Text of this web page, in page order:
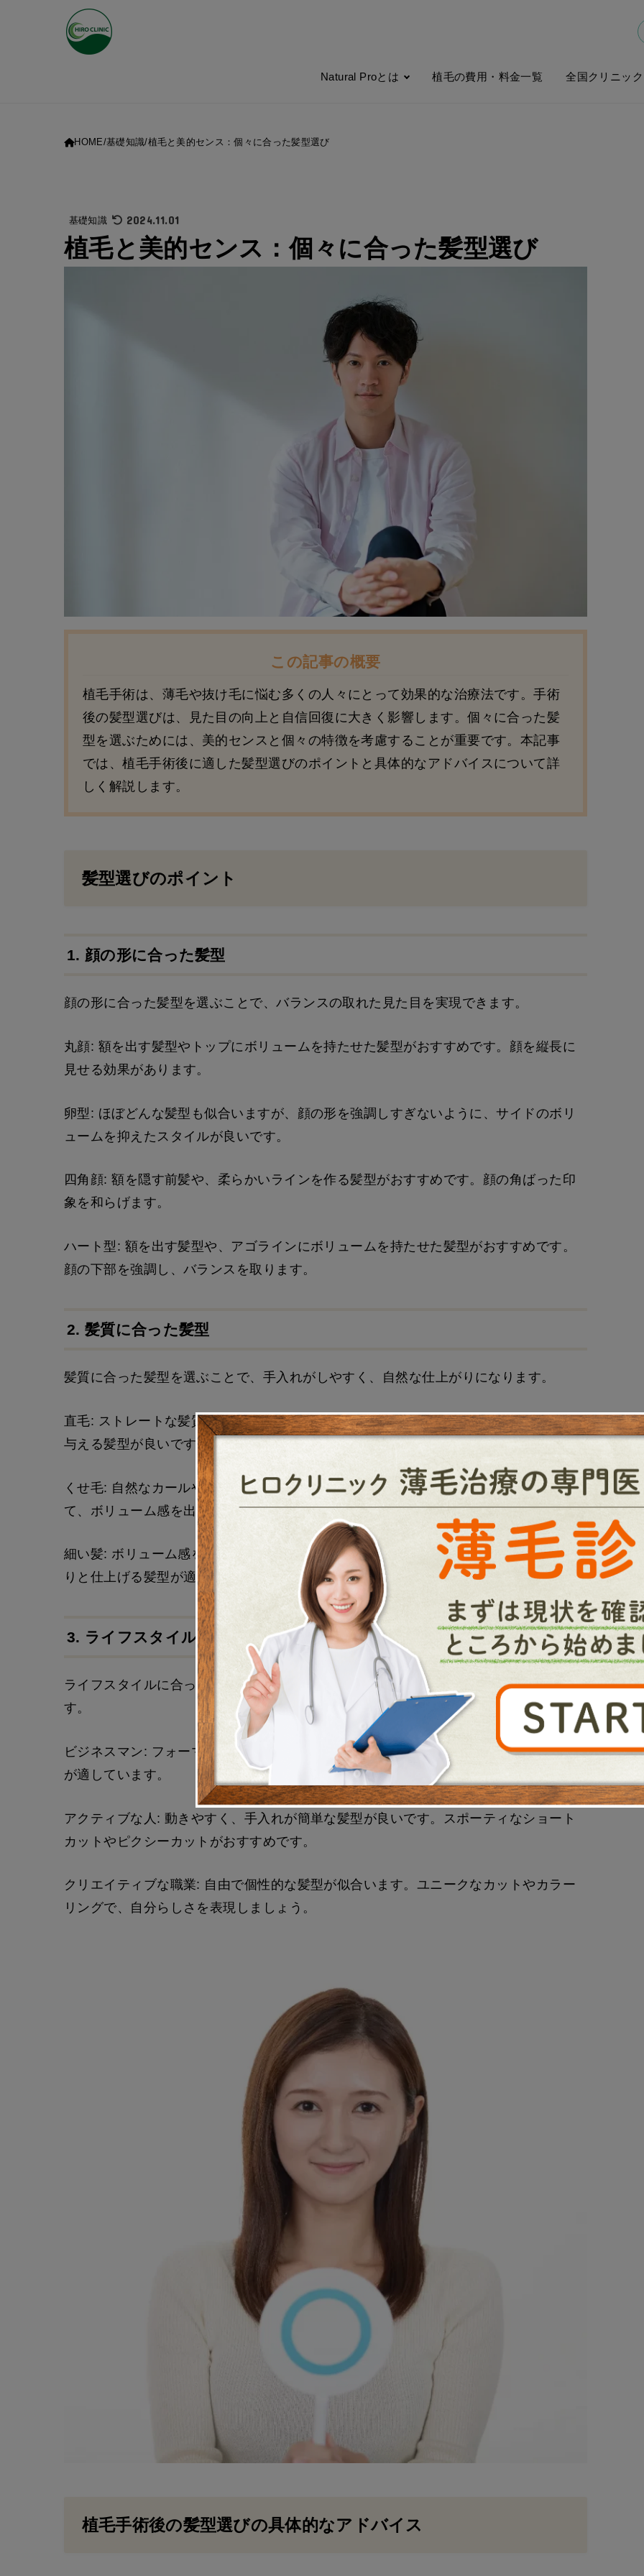
Natural Proとは 植毛の費用・料金一覧 全国クリニック
HOME 基礎知識 植毛と美的センス：個々に合った髪型選び
基礎知識 2024.11.01
植毛と美的センス：個々に合った髪型選び
この記事の概要
植毛手術は、薄毛や抜け毛に悩む多くの人々にとって効果的な治療法です。手術
後の髪型選びは、見た目の向上と自信回復に大きく影響します。個々に合った髪
型を選ぶためには、美的センスと個々の特徴を考慮することが重要です。本記事
では、植毛手術後に適した髪型選びのポイントと具体的なアドバイスについて詳
しく解説します。
髪型選びのポイント
1. 顔の形に合った髪型
顔の形に合った髪型を選ぶことで、バランスの取れた見た目を実現できます。
丸顔: 額を出す髪型やトップにボリュームを持たせた髪型がおすすめです。顔を縦長に
見せる効果があります。
卵型: ほぼどんな髪型も似合いますが、顔の形を強調しすぎないように、サイドのボリ
ュームを抑えたスタイルが良いです。
四角顔: 額を隠す前髪や、柔らかいラインを作る髪型がおすすめです。顔の角ばった印
象を和らげます。
ハート型: 額を出す髪型や、アゴラインにボリュームを持たせた髪型がおすすめです。
顔の下部を強調し、バランスを取ります。
2. 髪質に合った髪型
髪質に合った髪型を選ぶことで、手入れがしやすく、自然な仕上がりになります。
直毛: ストレートな髪質を活かしたシンプルな髪型が適しています。シャープな印象を
与える髪型が良いです。
くせ毛: 自然なカールやウェーブを活かした髪型がおすすめです。髪の動きを利用し
て、ボリューム感を出すスタイルが似合います。
細い髪: ボリューム感を出すために、レイヤーを入れた髪型や、パーマをかけてふんわ
りと仕上げる髪型が適しています。
3. ライフスタイルに合った髪型
ライフスタイルに合った髪型を選ぶことで、日常の手入れやスタイリングが楽になりま
す。
ビジネスマン: フォーマルで清潔感のある髪型が良いです。短髪やクラシックなカット
が適しています。
アクティブな人: 動きやすく、手入れが簡単な髪型が良いです。スポーティなショート
カットやピクシーカットがおすすめです。
クリエイティブな職業: 自由で個性的な髪型が似合います。ユニークなカットやカラー
リングで、自分らしさを表現しましょう。
植毛手術後の髪型選びの具体的なアドバイス